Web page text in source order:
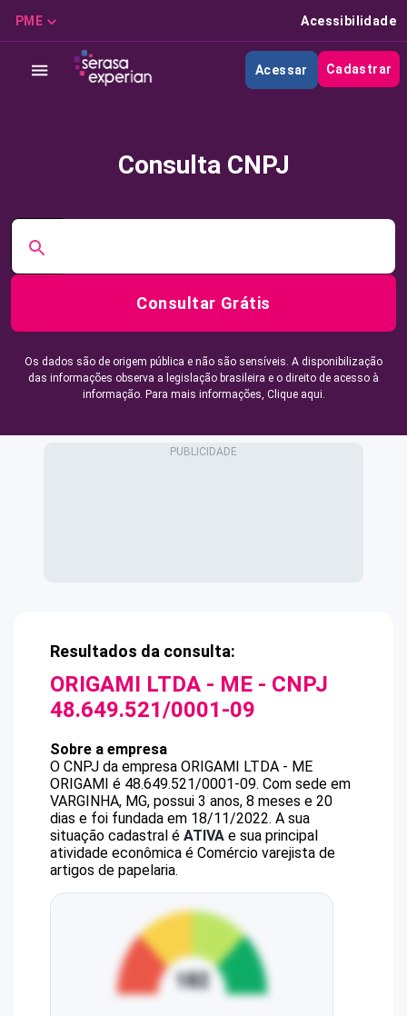
PME Acessibilidade
Acessar Cadastrar
Consulta CNPJ
Consultar Grátis
Os dados são de origem pública e não são sensíveis. A disponibilização
das informações observa a legislação brasileira e o direito de acesso à
informação. Para mais informações, Clique aqui.
Resultados da consulta:
ORIGAMI LTDA - ME - CNPJ
48.649.521/0001-09
Sobre a empresa
O CNPJ da empresa ORIGAMI LTDA - ME
ORIGAMI é 48.649.521/0001-09. Com sede em
VARGINHA, MG, possui 3 anos, 8 meses e 20
dias e foi fundada em 18/11/2022. A sua
situação cadastral é ATIVA e sua principal
atividade econômica é Comércio varejista de
artigos de papelaria.